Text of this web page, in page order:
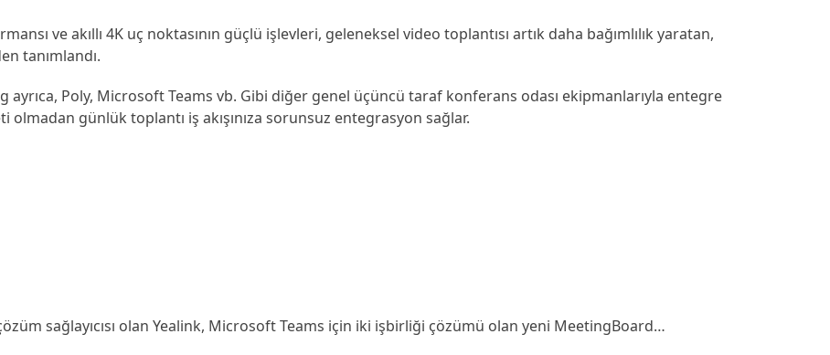
ve akıllı 4K uç noktasının güçlü işlevleri, geleneksel video toplantısı artık daha bağımlılık yaratan,
tanımlandı.
ayrıca, Poly, Microsoft Teams vb. Gibi diğer genel üçüncü taraf konferans odası ekipmanlarıyla entegre
günlük toplantı iş akışınıza sorunsuz entegrasyon sağlar.
sağlayıcısı olan Yealink, Microsoft Teams için iki işbirliği çözümü olan yeni MeetingBoard…